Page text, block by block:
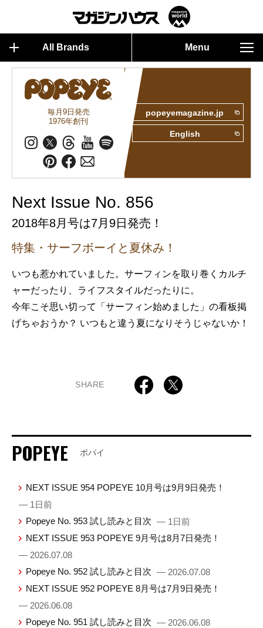
All Brands Menu
毎月9日発売
1976年創刊
popeyemagazine.jp
English
Next Issue No. 856
2018年8月号は7月9日発売！
特集・サーフボーイと夏休み！
いつも惹かれていました。サーフィンを取り巻くカルチ
ャーだったり、ライフスタイルだったりに。
今年こそ思い切って「サーフィン始めました」の看板掲
げちゃおうか？ いつもと違う夏になりそうじゃないか！
SHARE
POPEYE ポパイ
NEXT ISSUE 954 POPEYE 10月号は9月9日発売！
— 1日前
Popeye No. 953 試し読みと目次 — 1日前
NEXT ISSUE 953 POPEYE 9月号は8月7日発売！
— 2026.07.08
Popeye No. 952 試し読みと目次 — 2026.07.08
NEXT ISSUE 952 POPEYE 8月号は7月9日発売！
— 2026.06.08
Popeye No. 951 試し読みと目次 — 2026.06.08